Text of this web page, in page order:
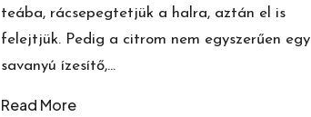
teába, rácsepegtetjük a halra, aztán el is
felejtjük. Pedig a citrom nem egyszerűen egy
savanyú ízesítő,…
Read More